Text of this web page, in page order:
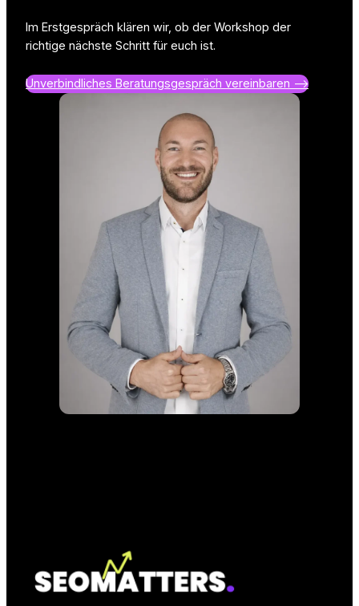
Im Erstgespräch klären wir, ob der Workshop der
richtige nächste Schritt für euch ist.
Unverbindliches Beratungsgespräch vereinbaren –>